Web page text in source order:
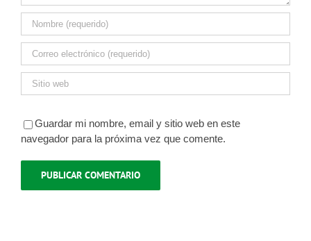
Guardar mi nombre, email y sitio web en este
navegador para la próxima vez que comente.